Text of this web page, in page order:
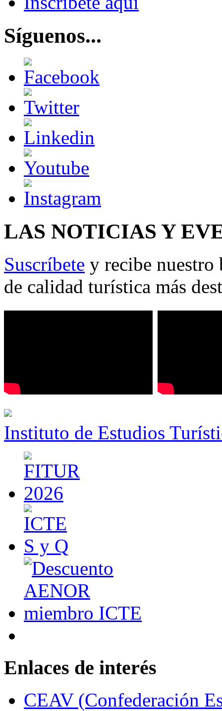
Síguenos...
LAS NOTICIAS Y
Suscríbete y recibe nuestro
de calidad turística más
Instituto de Estudios
Enlaces de interés
CEAV (Confederación